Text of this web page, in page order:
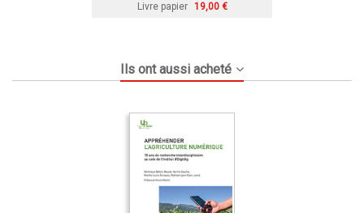
Livre papier 19,00 €
Ils ont aussi acheté